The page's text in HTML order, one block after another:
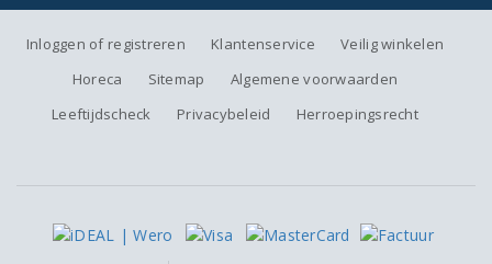
Inloggen of registreren Klantenservice
Veilig winkelen
Horeca
Sitemap
Algemene voorwaarden
Leeftijdscheck
Privacybeleid Herroepingsrecht